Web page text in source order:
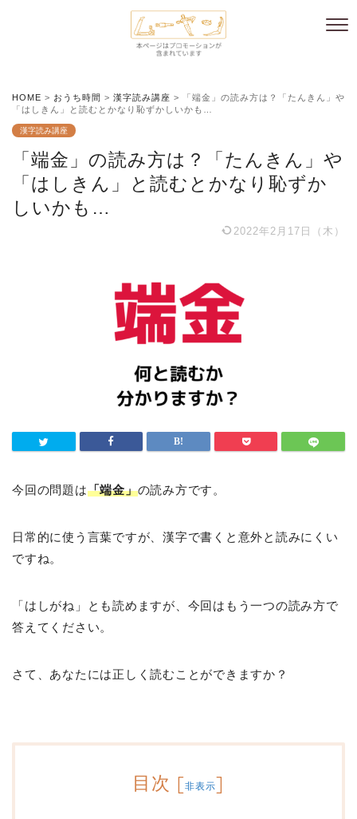
HOME > おうち時間 > 漢字読み講座 >
「端金」の読み方は？「たんきん」や
「はしきん」と読むとかなり恥ずかしいかも…
漢字読み講座
「端金」の読み方は？「たんきん」や
「はしきん」と読むとかなり恥ずか
しいかも…
2022年2月17日（木）
今回の問題は「端金」の読み方です。
日常的に使う言葉ですが、漢字で書くと意外と読みにくい
ですね。
「はしがね」とも読めますが、今回はもう一つの読み方で
答えてください。
さて、あなたには正しく読むことができますか？
目次 [非表示]